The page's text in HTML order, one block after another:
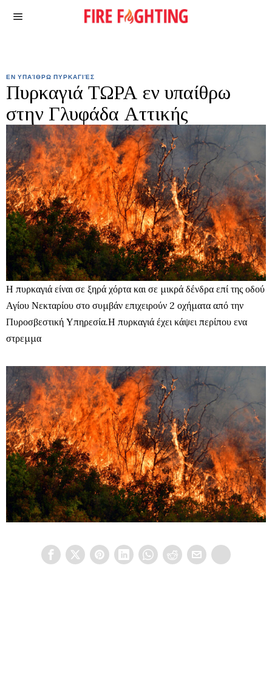
ΕΝ ΥΠΑΊΘΡΩ ΠΥΡΚΑΓΙΈΣ
Πυρκαγιά ΤΩΡΑ εν υπαίθρω
στην Γλυφάδα Αττικής
Η πυρκαγιά είναι σε ξηρά χόρτα και σε μικρά δένδρα επί της οδού
Αγίου Νεκταρίου στο συμβάν επιχειρούν 2 οχήματα από την
Πυροσβεστική Υπηρεσία.Η πυρκαγιά έχει κάψει περίπου ενα
στρεμμα